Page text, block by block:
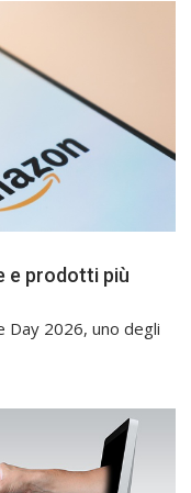
e prodotti più
Day 2026, uno degli